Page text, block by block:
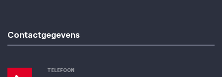
Contactgegevens
TELEFOON